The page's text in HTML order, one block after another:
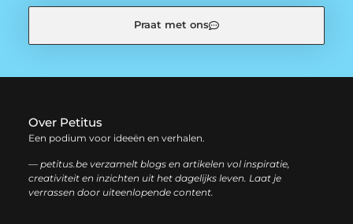
Praat met ons
Over Petitus
Een podium voor ideeën en verhalen.
— petitus.be verzamelt blogs en artikelen vol inspiratie,
creativiteit en inzichten uit het dagelijks leven. Laat je
verrassen door uiteenlopende content.